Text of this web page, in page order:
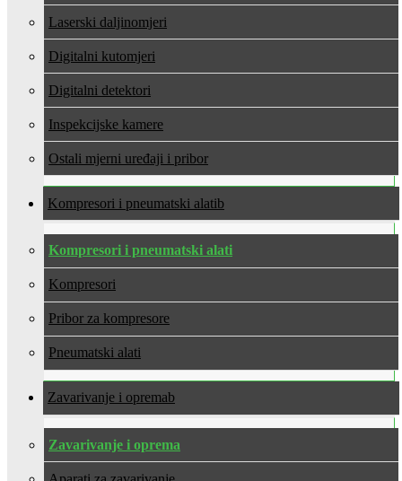
Laserski daljinomjeri
Digitalni kutomjeri
Digitalni detektori
Inspekcijske kamere
Ostali mjerni uređaji i pribor
Kompresori i pneumatski alati
Kompresori i pneumatski alati
Kompresori
Pribor za kompresore
Pneumatski alati
Zavarivanje i oprema
Zavarivanje i oprema